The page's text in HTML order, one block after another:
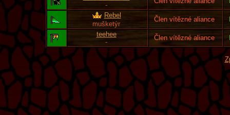
-
Rebel
mušketýr
Člen vítězné aliance
teehee
-
Člen vítězné aliance